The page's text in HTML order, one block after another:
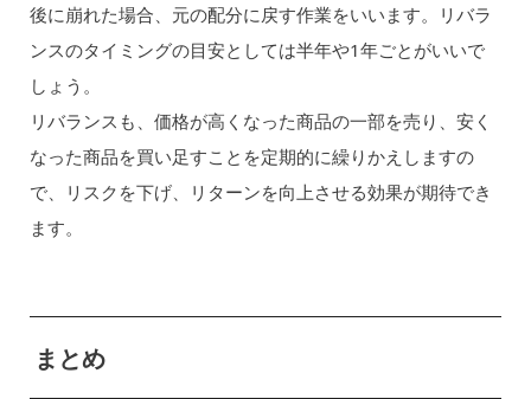
後に崩れた場合、元の配分に戻す作業をいいます。リバラ
ンスのタイミングの目安としては半年や1年ごとがいいで
しょう。
リバランスも、価格が高くなった商品の一部を売り、安く
なった商品を買い足すことを定期的に繰りかえしますの
で、リスクを下げ、リターンを向上させる効果が期待でき
ます。
まとめ